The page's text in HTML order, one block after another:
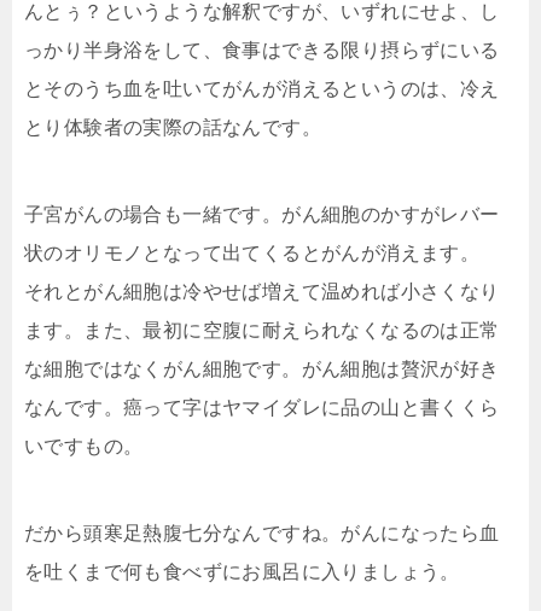
んとぅ？というような解釈ですが、いずれにせよ、し
っかり半身浴をして、食事はできる限り摂らずにいる
とそのうち血を吐いてがんが消えるというのは、冷え
とり体験者の実際の話なんです。
子宮がんの場合も一緒です。がん細胞のかすがレバー
状のオリモノとなって出てくるとがんが消えます。
それとがん細胞は冷やせば増えて温めれば小さくなり
ます。また、最初に空腹に耐えられなくなるのは正常
な細胞ではなくがん細胞です。がん細胞は贅沢が好き
なんです。癌って字はヤマイダレに品の山と書くくら
いですもの。
だから頭寒足熱腹七分なんですね。がんになったら血
を吐くまで何も食べずにお風呂に入りましょう。